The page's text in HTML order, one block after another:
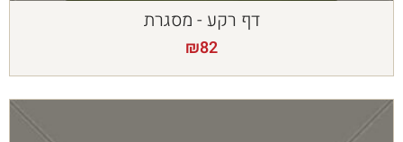
דף רקע - מסגרת
₪82